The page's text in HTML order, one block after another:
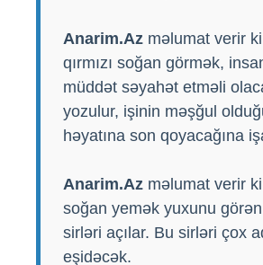
Anarim.Az məlumat verir
qırmızı soğan görmək,
müddət səyahət etməli
yozulur, işinin məşğul
həyatına son qoyacağına
Anarim.Az məlumat verir
soğan yemək yuxunu görən
sirləri açılar. Bu sirləri çox
eşidəcək.